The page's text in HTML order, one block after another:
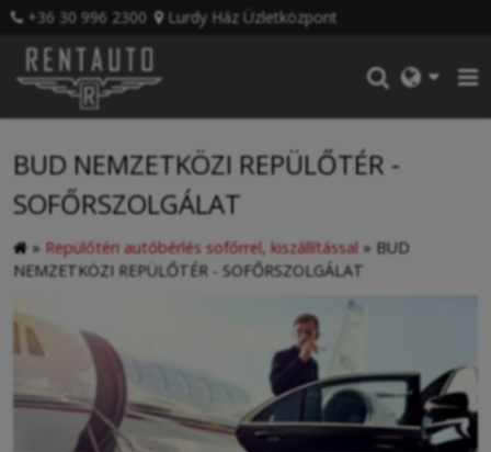
+36 30 996 2300 Lurdy Ház Üzletközpont
BUD NEMZETKÖZI REPÜLŐTÉR -
SOFŐRSZOLGÁLAT
» Repülőtéri autóbérlés sofőrrel, kiszállítással » BUD
NEMZETKÖZI REPÜLŐTÉR - SOFŐRSZOLGÁLAT